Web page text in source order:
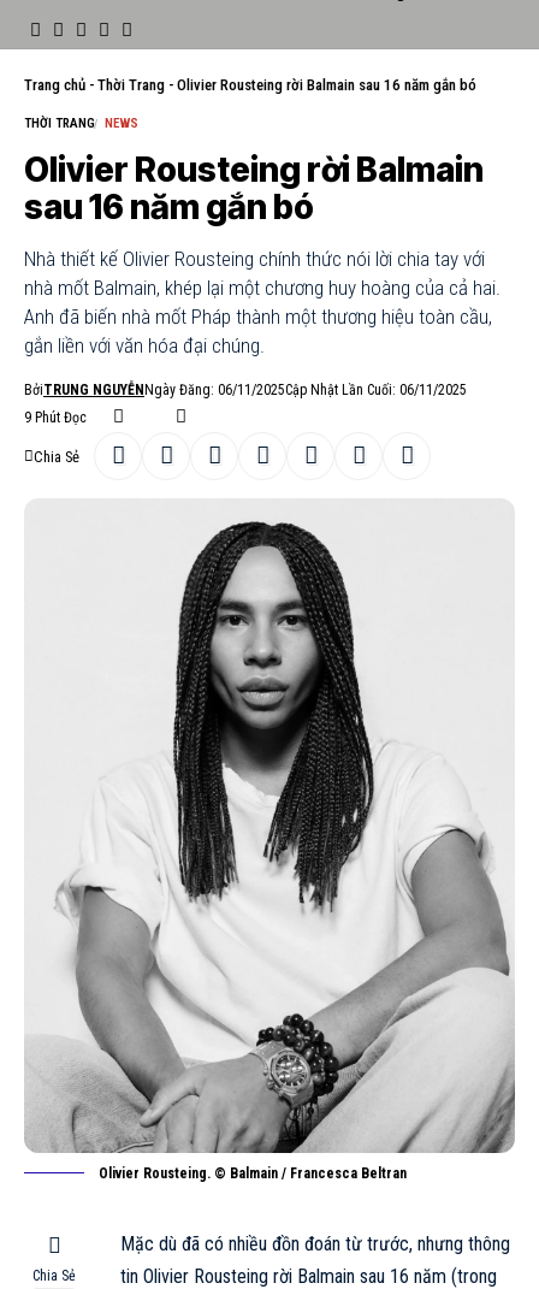
Trang chủ - Thời Trang - Olivier Rousteing rời Balmain sau 16 năm gắn bó
THỜI TRANG NEWS
Olivier Rousteing rời Balmain
sau 16 năm gắn bó
Nhà thiết kế Olivier Rousteing chính thức nói lời chia tay với
nhà mốt Balmain, khép lại một chương huy hoàng của cả hai.
Anh đã biến nhà mốt Pháp thành một thương hiệu toàn cầu,
gắn liền với văn hóa đại chúng.
BởiTRUNG NGUYỄN Ngày Đăng: 06/11/2025Cập Nhật Lần Cuối: 06/11/2025
9 Phút Đọc
Chia Sẻ
Olivier Rousteing. © Balmain / Francesca Beltran
Chia Sẻ
Mặc dù đã có nhiều đồn đoán từ trước, nhưng thông
tin Olivier Rousteing rời Balmain sau 16 năm (trong